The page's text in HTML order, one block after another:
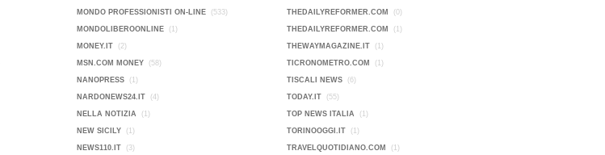
MONDO PROFESSIONISTI ON-LINE (533)
MONDOLIBEROONLINE (1)
MONEY.IT (2)
MSN.COM MONEY (58)
NANOPRESS (1)
NARDONEWS24.IT (4)
NELLA NOTIZIA (1)
NEW SICILY (1)
NEWS110.IT (3)
THEDAILYREFORMER.COM (0)
THEDAILYREFORMER.COM (1)
THEWAYMAGAZINE.IT (1)
TICRONOMETRO.COM (1)
TISCALI NEWS (6)
TODAY.IT (55)
TOP NEWS ITALIA (1)
TORINOOGGI.IT (1)
TRAVELQUOTIDIANO.COM (1)